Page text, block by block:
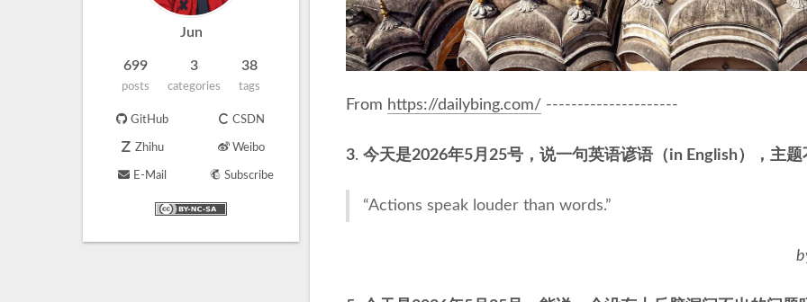
Jun
699
posts
3
categories
38
tags
GitHub CSDN
Zhihu Weibo
E-Mail Subscribe
From https://dailybing.com/ ---------------------
3. 今天是2026年5月25号，说一句英语谚语（in English），主题
“Actions speak louder than words.”